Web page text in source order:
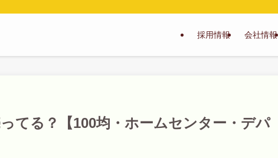
採用情報 会社情報
てる？【100均・ホームセンター・デパ